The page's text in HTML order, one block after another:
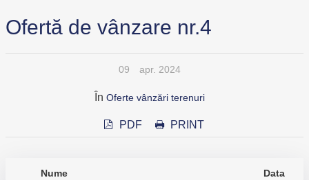
Ofertă de vânzare nr.4
09 apr. 2024
În Oferte vânzări terenuri
PDF PRINT
Nume
Data